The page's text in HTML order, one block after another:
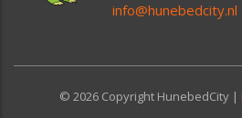
info@hunebedcity.nl
© 2026 Copyright HunebedCity |